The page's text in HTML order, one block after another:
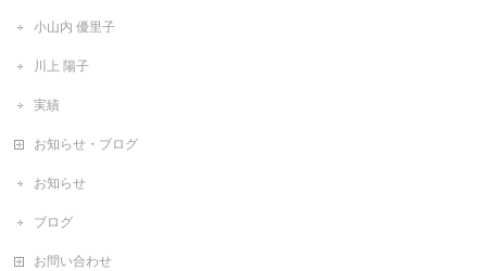
小山内 優里子
川上 陽子
実績
お知らせ・ブログ
お知らせ
ブログ
お問い合わせ